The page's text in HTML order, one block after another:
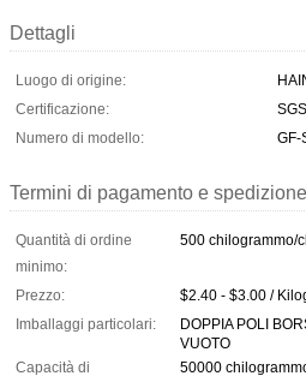
Dettagli
Luogo di origine:
Certificazione:
SGS
Numero di modello:
GF-
Termini di pagamento e spedizione
Quantità di ordine
minimo:
500 chilogrammo/
Prezzo:
$2.40 - $3.00 /
Imballaggi particolari:
DOPPIA POLI
VUOTO
Capacità di
50000